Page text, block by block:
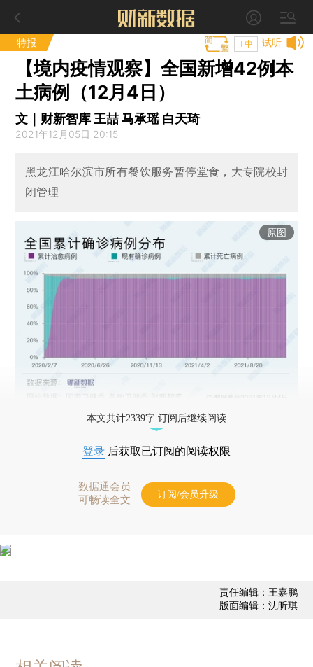
特报 试听
T中
【境内疫情观察】全国新增42例本
土病例（12月4日）
文｜财新智库 王喆 马承瑶 白天琦
2021年12月05日 20:15
黑龙江哈尔滨市所有餐饮服务暂停堂食，大专院校封
闭管理
原图
本文共计2339字 订阅后继续阅读
登录 后获取已订阅的阅读权限
数据通会员
可畅读全文
订阅/会员升级
责任编辑：王嘉鹏
版面编辑：沈昕琪